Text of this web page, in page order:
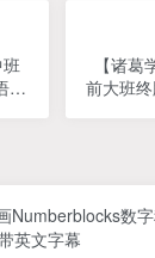
文
【诸
前大班
Numberblocks数
英文字幕